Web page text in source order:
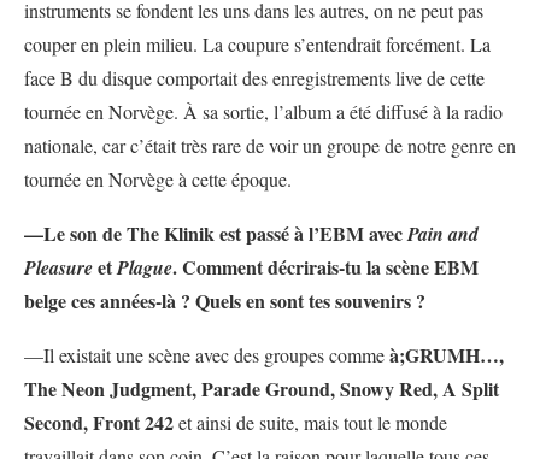
instruments se fondent les uns dans les autres, on ne peut pas
couper en plein milieu. La coupure s’entendrait forcément. La
face B du disque comportait des enregistrements live de cette
tournée en Norvège. À sa sortie, l’album a été diffusé à la radio
nationale, car c’était très rare de voir un groupe de notre genre en
tournée en Norvège à cette époque.
—Le son de The Klinik est passé à l’EBM avecPain and
PleasureetPlague. Comment décrirais-tu la scène EBM
belge ces années-là ? Quels en sont tes souvenirs ?
—Il existait une scène avec des groupes commeà;GRUMH…,
The Neon Judgment, Parade Ground, Snowy Red, A Split
Second, Front 242et ainsi de suite, mais tout le monde